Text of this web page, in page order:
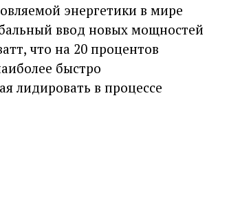
энергетики в мире
ввод новых мощностей
что на 20 процентов
быстро
лидировать в процессе